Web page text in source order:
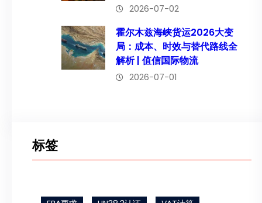
2026-07-02
霍尔木兹海峡货运2026大变
局：成本、时效与替代路线全
解析 | 值信国际物流
2026-07-01
标签